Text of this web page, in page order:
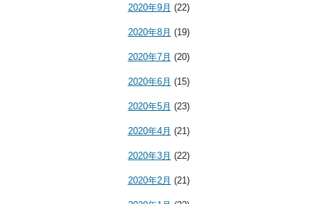
2020年9月 (22)
2020年8月 (19)
2020年7月 (20)
2020年6月 (15)
2020年5月 (23)
2020年4月 (21)
2020年3月 (22)
2020年2月 (21)